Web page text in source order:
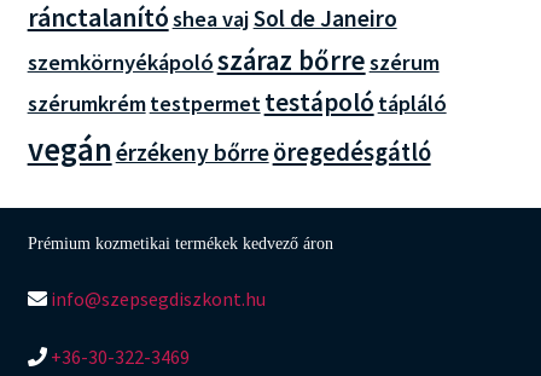
ránctalanítóshea vajSol de Janeiro
szemkörnyékápolószáraz bőrreszérum
szérumkrémtestpermettestápoló tápláló
vegánérzékeny bőrreöregedésgátló
Prémium kozmetikai termékek kedvező áron
info@szepsegdiszkont.hu
+36-30-322-3469